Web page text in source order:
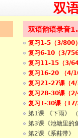
双
双语韵语录音
复习1-5（3/800
复习6-10（3/
复习11-15（3/
复习16-20 （4/
复习21-27课（
复习28-30课（
复习1-30课（
第1课 《下雨》
第3课《池塘里
第2课《系鞋带